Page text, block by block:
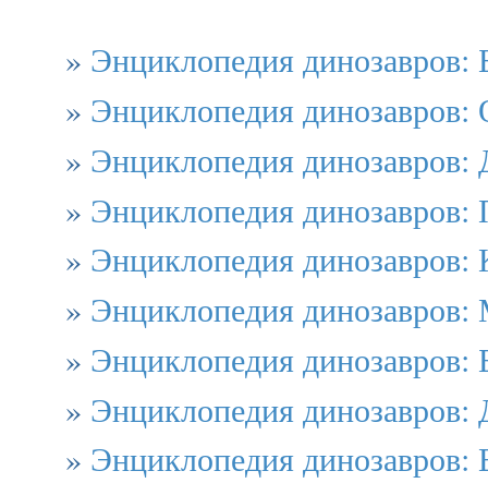
» Энциклопедия динозавров:
» Энциклопедия
» Энциклопедия динозавров:
» Энциклопедия динозавров:
» Энциклопедия динозавров:
» Энциклопедия динозавров:
» Энциклопедия динозавров:
» Энциклопедия динозавров:
» Энциклопедия динозавров: